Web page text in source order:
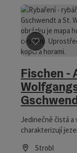
Označit
Fischen -
Jedinečně čistá a
charakterizují
Strobl